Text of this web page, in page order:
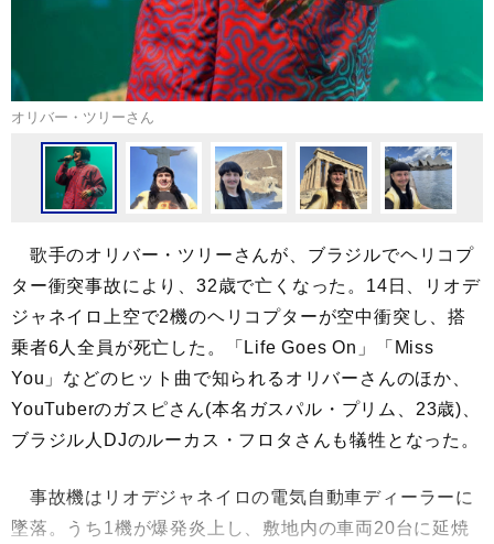
オリバー・ツリーさん
歌手のオリバー・ツリーさんが、ブラジルでヘリコプ
ター衝突事故により、32歳で亡くなった。14日、リオデ
ジャネイロ上空で2機のヘリコプターが空中衝突し、搭
乗者6人全員が死亡した。「Life Goes On」「Miss
You」などのヒット曲で知られるオリバーさんのほか、
YouTuberのガスピさん(本名ガスパル・プリム、23歳)、
ブラジル人DJのルーカス・フロタさんも犠牲となった。
事故機はリオデジャネイロの電気自動車ディーラーに
墜落。うち1機が爆発炎上し、敷地内の車両20台に延焼